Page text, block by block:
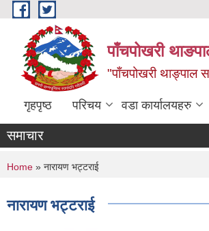
Skip to main content
पाँचपोखरी
"पाँचपोखरी थाङ्पाल
गृहपृष्ठ परिचय वडा कार्यालयहरु
समाचार
You are here
Home » नारायण भट्टराई
नारायण भट्टराई